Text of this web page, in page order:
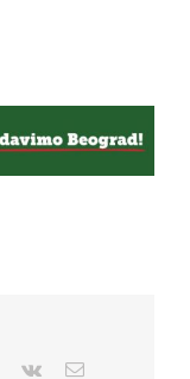
Pinterest
Vk Email